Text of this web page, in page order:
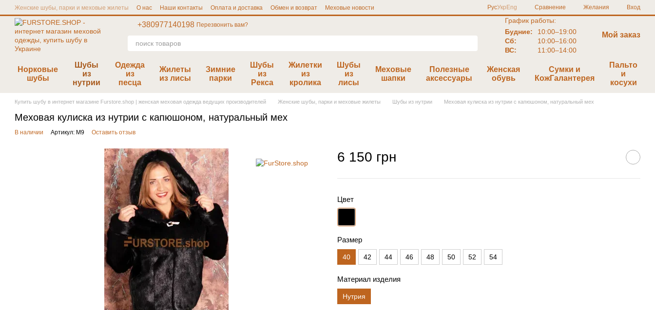
Перейти к основному контенту
Женские шубы, парки и меховые жилеты О нас Наши контакты Оплата и доставка Обмен и возврат
Меховые новости
Отзывы furstore.shop
Публичная Оферта Размерная сетка
РусУкр Eng Сравнение Желания Вход
+380977140198 Перезвонить вам?
График работы:
Будние:
10:00–19:00
Сб:
10:00–16:00
ВС:
11:00–14:00
Мой заказ
Норковые
шубы
Шубы
из
нутрии
Одежда
из
песца
Жилеты
из лисы
Зимние
парки
Шубы
из
Рекса
Жилетки
из
кролика
Шубы
из
лисы
Меховые
шапки
Полезные
аксессуары
Женская
обувь
Сумки и
КожГалантерея
Пальто
и
косухи
Купить шубу в интернет магазине Furstore.shop | женская меховая одежда ведущих производителей Женские шубы, парки и меховые жилеты Шубы из нутрии Меховая кулиска из нутрии с капюшоном, натуральный мех
Меховая кулиска из нутрии с капюшоном, натуральный мех
В наличии Артикул: М9 Оставить отзыв
6 150 грн
Цвет
Размер
40 42 44 46 48 50 52 54
Материал изделия
Нутрия